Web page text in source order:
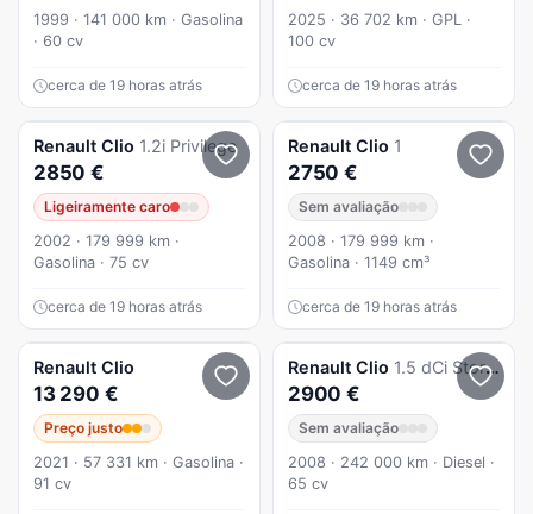
1999 · 141 000 km · Gasolina
· 60 cv
cerca de 19 horas atrás
2025 · 36 702 km · GPL ·
100 cv
cerca de 19 horas atrás
Renault Clio 1.2i Privilege
2850 €
Ligeiramente caro
2002 · 179 999 km ·
Gasolina · 75 cv
cerca de 19 horas atrás
Renault Clio 1
2750 €
Sem avaliação
2008 · 179 999 km ·
Gasolina · 1149 cm³
cerca de 19 horas atrás
Renault Clio
13 290 €
Preço justo
2021 · 57 331 km · Gasolina ·
91 cv
Renault Clio 1.5 dCi Storia Pack
2900 €
Sem avaliação
2008 · 242 000 km · Diesel ·
65 cv